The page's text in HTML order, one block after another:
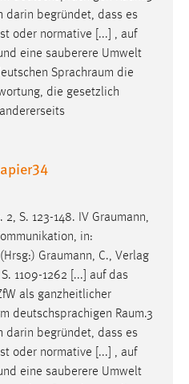
darin begründet, dass es
oder normative [...] , auf
eine sauberere Umwelt
Sprachraum die
die gesetzlich
S. 123-148. IV Graumann,
in:
Graumann, C., Verlag
1109-1262 [...] auf das
als ganzheitlicher
deutschsprachigen Raum.3
darin begründet, dass es
oder normative [...] , auf
eine sauberere Umwelt